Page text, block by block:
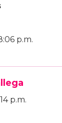
p.m.
p.m.